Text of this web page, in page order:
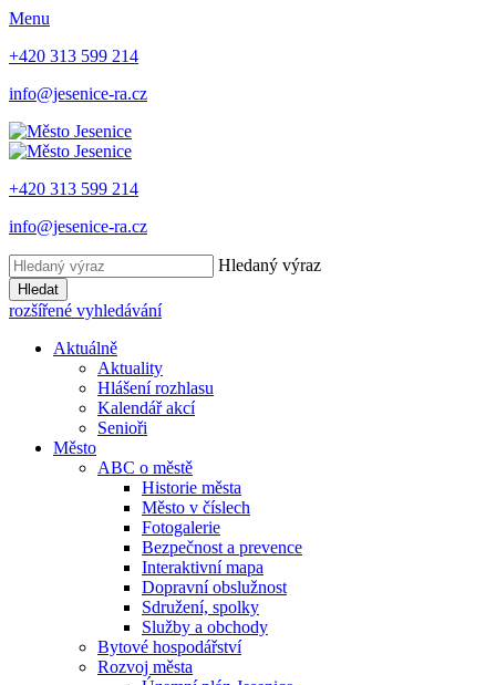
Menu
+420 313 599 214
info@jesenice-ra.cz
+420 313 599 214
info@jesenice-ra.cz
Hledaný výraz
Hledat
rozšířené vyhledávání
Aktuálně
Aktuality
Hlášení rozhlasu
Kalendář akcí
Senioři
Město
ABC o městě
Historie města
Město v číslech
Fotogalerie
Bezpečnost a prevence
Interaktivní mapa
Dopravní obslužnost
Sdružení, spolky
Služby a obchody
Bytové hospodářství
Rozvoj města